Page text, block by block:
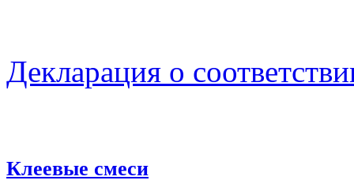
Декларация о
Клеевые смеси